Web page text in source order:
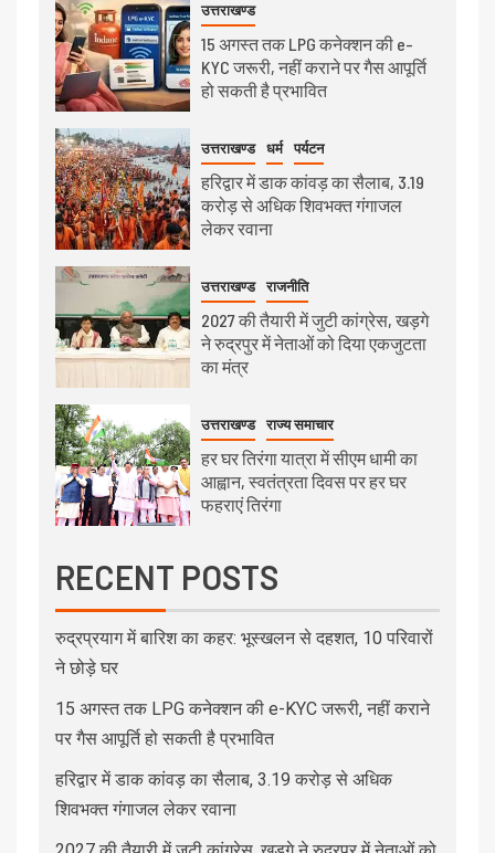
उत्तराखण्ड
15 अगस्त तक LPG कनेक्शन की e-
KYC जरूरी, नहीं कराने पर गैस आपूर्ति
हो सकती है प्रभावित
उत्तराखण्ड धर्म पर्यटन
हरिद्वार में डाक कांवड़ का सैलाब, 3.19
करोड़ से अधिक शिवभक्त गंगाजल
लेकर रवाना
उत्तराखण्ड राजनीति
2027 की तैयारी में जुटी कांग्रेस, खड़गे
ने रुद्रपुर में नेताओं को दिया एकजुटता
का मंत्र
उत्तराखण्ड राज्य समाचार
हर घर तिरंगा यात्रा में सीएम धामी का
आह्वान, स्वतंत्रता दिवस पर हर घर
फहराएं तिरंगा
RECENT POSTS
रुद्रप्रयाग में बारिश का कहर: भूस्खलन से दहशत, 10 परिवारों
ने छोड़े घर
15 अगस्त तक LPG कनेक्शन की e-KYC जरूरी, नहीं कराने
पर गैस आपूर्ति हो सकती है प्रभावित
हरिद्वार में डाक कांवड़ का सैलाब, 3.19 करोड़ से अधिक
शिवभक्त गंगाजल लेकर रवाना